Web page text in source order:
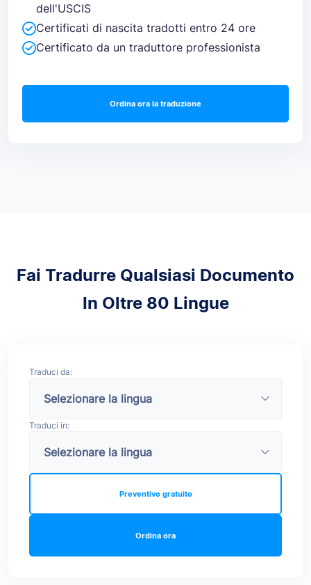
dell'USCIS
Certificati di nascita tradotti entro 24 ore
Certificato da un traduttore professionista
Ordina ora la traduzione
Fai Tradurre Qualsiasi Documento
In Oltre 80 Lingue
Traduci da:
Traduci in:
Ordina ora
Preventivo gratuito